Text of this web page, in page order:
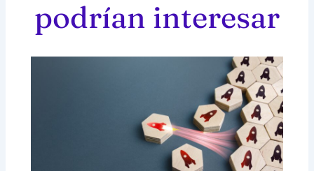
podrían interesar